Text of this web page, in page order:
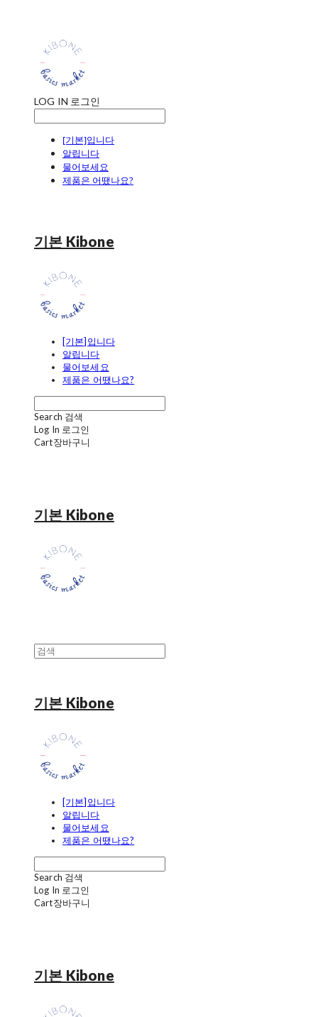
LOG IN 로그인
[기본]입니다
알립니다
물어보세요
제품은 어땠나요?
기본 Kibone
[기본]입니다
알립니다
물어보세요
제품은 어땠나요?
Search 검색
Log In 로그인
Cart장바구니
기본 Kibone
기본 Kibone
[기본]입니다
알립니다
물어보세요
제품은 어땠나요?
Search 검색
Log In 로그인
Cart장바구니
기본 Kibone